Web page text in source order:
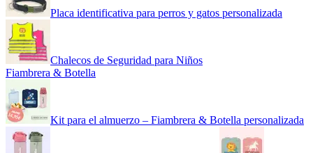
Placa identificativa para perros y gatos personalizada
Chalecos de Seguridad para Niños
Fiambrera & Botella
Kit para el almuerzo – Fiambrera & Botella personalizada